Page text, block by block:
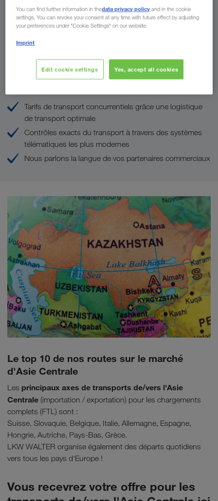
Demander un devis
Vos avantages chez LKW WALTER
Tarifs de transport concurrentiels grâce une logistique
de transport optimale
Contrôles exacts du transport à travers des systèmes
télématiques les plus modernes
Nous parlons la langue de vos partenaires commerciaux
Le top 10 de nos routes sur le marché
d'Asie Centrale
Les principaux axes de transports de/vers l'Asie
Centrale (importation / exportation) pour les chargements
complets (FTL) sont :
Suisse, Slovaquie, Belgique, Italie, Allemagne, Espagne,
Hongrie, Autriche, Pays-Bas, Grèce.
LKW WALTER organise également des départs quotidiens
vers tous les pays d'Europe !
Vous recevrez votre offre pour les
You can find further information in thedata privacy policy and in the cookie
settings. You can revoke your consent at any time with future effect by adjusting
your preferences under "Cookie Settings" on our website.
Imprint
Edit cookie settings Yes, accept all cookies